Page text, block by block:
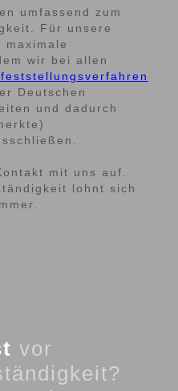
umfassend zum
Für unsere
maximale
wir bei allen
Deutschen
und dadurch
mit uns auf.
lohnt sich
vor